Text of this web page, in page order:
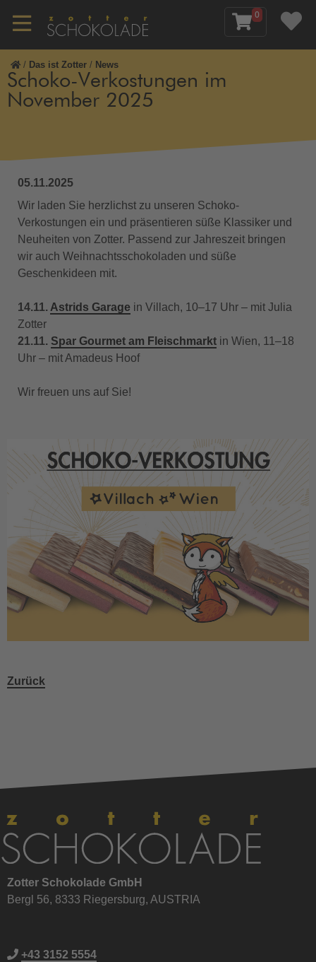
0
/ Das ist Zotter / News
Schoko-Verkostungen im
November 2025
05.11.2025
Wir laden Sie herzlichst zu unseren Schoko-
Verkostungen ein und präsentieren süße Klassiker und
Neuheiten von Zotter. Passend zur Jahreszeit bringen
wir auch Weihnachtsschokoladen und süße
Geschenkideen mit.
14.11. Astrids Garage in Villach, 10–17 Uhr – mit Julia
Zotter
21.11. Spar Gourmet am Fleischmarkt in Wien, 11–18
Uhr – mit Amadeus Hoof
Wir freuen uns auf Sie!
Zurück
Zotter Schokolade GmbH
Bergl 56, 8333 Riegersburg, AUSTRIA
+43 3152 5554